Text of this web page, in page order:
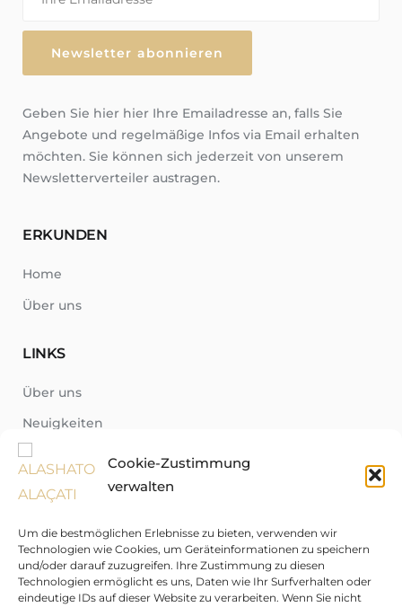
Cookie-Zustimmung
verwalten
Um die bestmöglichen Erlebnisse zu bieten, verwenden wir
Technologien wie Cookies, um Geräteinformationen zu speichern
und/oder darauf zuzugreifen. Ihre Zustimmung zu diesen
Technologien ermöglicht es uns, Daten wie Ihr Surfverhalten oder
eindeutige IDs auf dieser Website zu verarbeiten. Wenn Sie nicht
Geben Sie hier hier Ihre Emailadresse an, falls Sie
Angebote und regelmäßige Infos via Email erhalten
möchten. Sie können sich jederzeit von unserem
Newsletterverteiler austragen.
ERKUNDEN
Home
Über uns
LINKS
Über uns
Neuigkeiten
Region
Fragen-Antworten-Katalog
English